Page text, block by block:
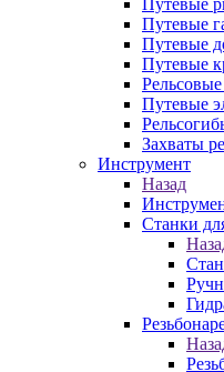
Путевые
Путевые
Путевые
Путевые
Путевые
Захваты
Инструмент
Назад
Станки